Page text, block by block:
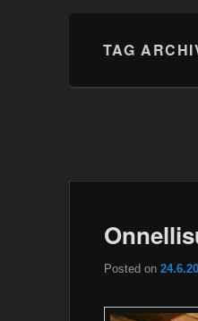
TAG
Posted on